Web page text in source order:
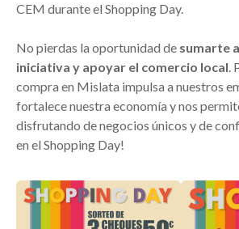
CEM durante el Shopping Day.
No pierdas la oportunidad de sumarte
iniciativa y apoyar el comercio local.
compra en Mislata impulsa a nuestros
fortalece nuestra economía y nos
disfrutando de negocios únicos y de
en el Shopping Day!